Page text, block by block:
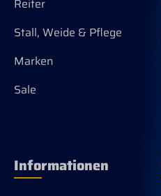
Reiter
Stall, Weide & Pflege
Marken
Sale
Informationen